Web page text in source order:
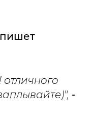
отличного
-